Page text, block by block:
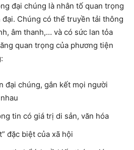
đại chúng là nhân tố quan trọng
Chúng có thể truyền tải thông
âm thanh,… và có sức lan tỏa
quan trọng của phương tiện
đại chúng, gắn kết mọi người
tin có giá trị di sản, văn hóa
đặc biệt của xã hội